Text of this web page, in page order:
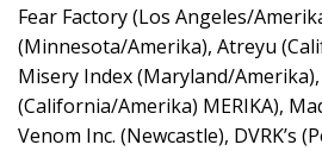
Fear Factory (Los Angeles/
(Minnesota/Amerika), Atreyu
Misery Index (Maryland/
(California/Amerika) MERIKA),
Venom Inc. (Newcastle), DVRK’s